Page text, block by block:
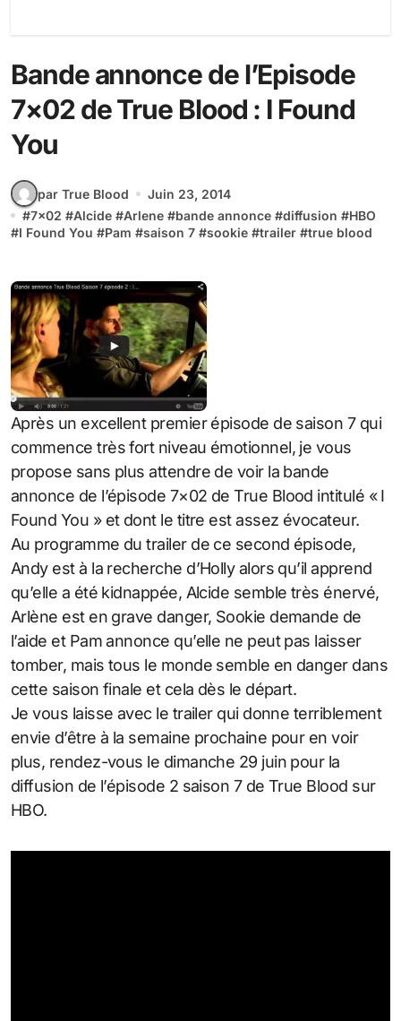
Bande annonce de l’Episode
7×02 de True Blood : I Found
You
par True Blood
Juin 23, 2014
#7x02 #Alcide #Arlene #bande annonce #diffusion #HBO
#I Found You #Pam #saison 7 #sookie #trailer #true blood
Après un excellent premier épisode de saison 7 qui
commence très fort niveau émotionnel, je vous
propose sans plus attendre de voir la bande
annonce de l’épisode 7×02 de True Blood intitulé « I
Found You » et dont le titre est assez évocateur.
Au programme du trailer de ce second épisode,
Andy est à la recherche d’Holly alors qu’il apprend
qu’elle a été kidnappée, Alcide semble très énervé,
Arlène est en grave danger, Sookie demande de
l’aide et Pam annonce qu’elle ne peut pas laisser
tomber, mais tous le monde semble en danger dans
cette saison finale et cela dès le départ.
Je vous laisse avec le trailer qui donne terriblement
envie d’être à la semaine prochaine pour en voir
plus, rendez-vous le dimanche 29 juin pour la
diffusion de l’épisode 2 saison 7 de True Blood sur
HBO.